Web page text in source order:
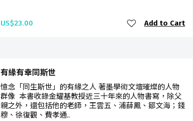
US$23.00 Add to Cart
有緣有幸同斯世
憶念「同生斯世」的有緣之人 著墨學術文壇璀燦的人物
群像 本書收錄金耀基教授近三十年來的人物書寫，除父
親之外，還包括他的老師，王雲五、浦薛鳳、鄒文海；錢
穆、徐復觀、費孝通..